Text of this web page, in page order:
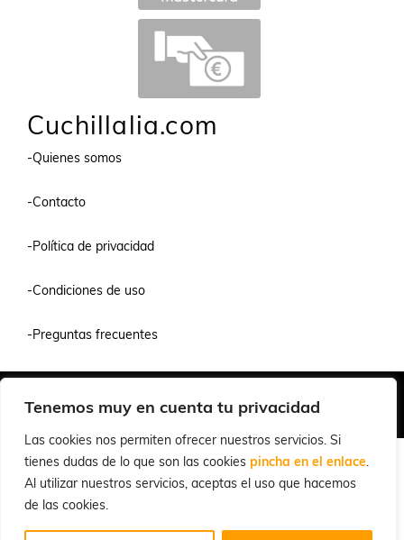
Tenemos muy en cuenta tu privacidad
Las cookies nos permiten ofrecer nuestros servicios. Si
tienes dudas de lo que son las cookies pincha en el enlace.
Al utilizar nuestros servicios, aceptas el uso que hacemos
de las cookies.
Cuchillalia.com
-Quienes somos
-Contacto
-Política de privacidad
-Condiciones de uso
-Preguntas frecuentes
© 2026 Cuchillalia.com